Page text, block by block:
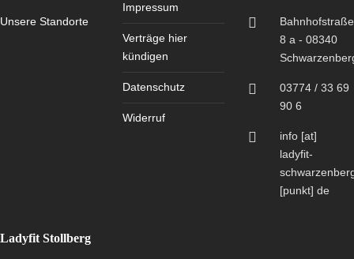
Unsere Standorte
Impressum
Verträge hier
kündigen
Datenschutz
Widerruf
Bahnhofstraße
8 a - 08340
03774 / 33 69
90 6
info [at]
ladyfit-
[punkt] de
Ladyfit Stollberg